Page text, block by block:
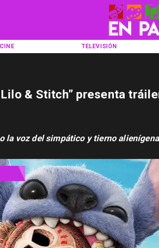
CINE TELEVISIÓN
& Stitch” presenta
la voz del simpático y tierno alienígena